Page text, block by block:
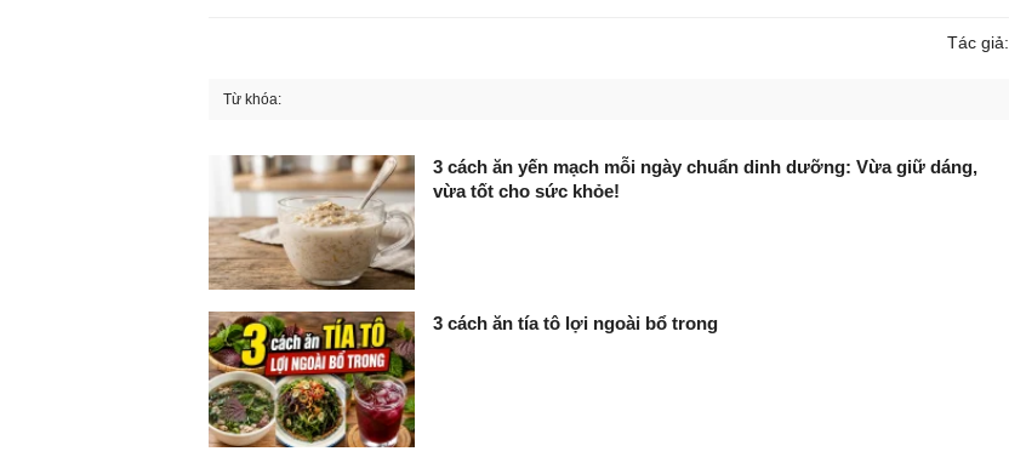
Tác giả:
Từ khóa:
3 cách ăn yến mạch mỗi ngày chuẩn dinh dưỡng: Vừa giữ dáng,
vừa tốt cho sức khỏe!
3 cách ăn tía tô lợi ngoài bổ trong